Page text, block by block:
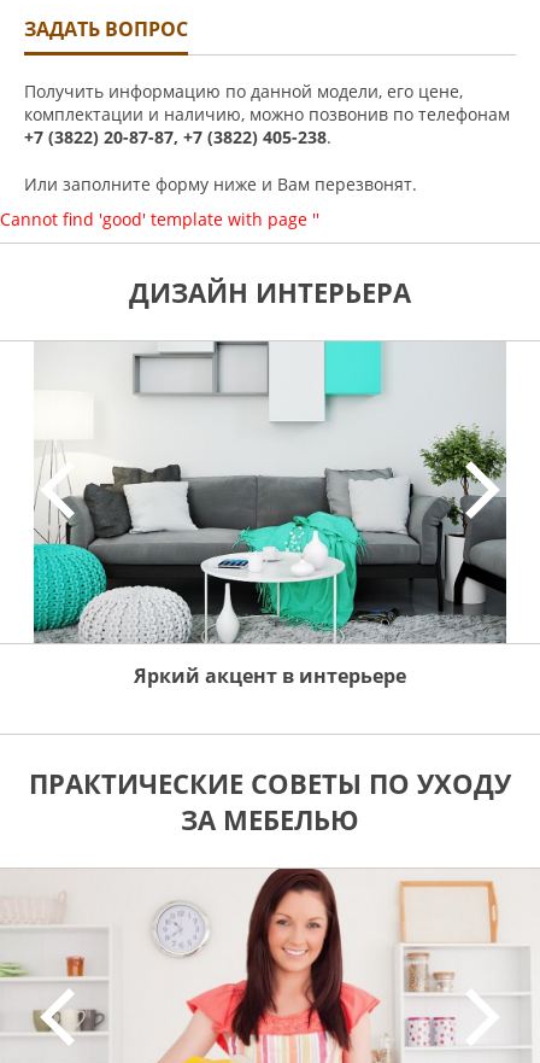
ЗАДАТЬ ВОПРОС
Получить информацию по данной модели, его цене,
комплектации и наличию, можно позвонив по телефонам
+7 (3822) 20-87-87, +7 (3822) 405-238.
Или заполните форму ниже и Вам перезвонят.
Cannot find 'good' template with page ''
ДИЗАЙН ИНТЕРЬЕРА
Яркий акцент в интерьере
ПРАКТИЧЕСКИЕ СОВЕТЫ ПО УХОДУ
ЗА МЕБЕЛЬЮ